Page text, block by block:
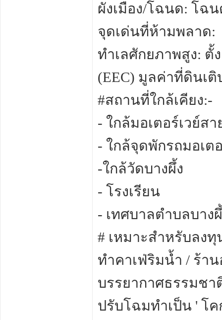
ผังเมือง/โฉนด: โฉ
จุดเด่นที่ห้ามพลาด:
ทำเลศักยภาพสูง:
(EEC) มูลค่าที่ดินเ
#สถานที่ใกล้เคียง:-
- ใกล้มอเตอร์เวย์ส
- ใกล้จุดพักรถมอเต
-ใกล้วัดบางผึ้ง
- โรงเรียน
- เทศบาลตำบลบา
# เหมาะสำหรับลงทุ
ทำคาเฟ่ริมน้ำ / ร้า
บรรยากาศธรรมช
ปรับโฉมทำเป็น ' โ